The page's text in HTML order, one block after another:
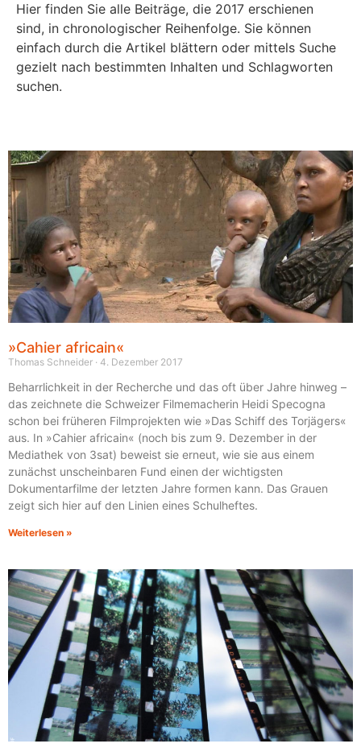
Hier finden Sie alle Beiträge, die 2017 erschienen
sind, in chronologischer Reihenfolge. Sie können
einfach durch die Artikel blättern oder mittels Suche
gezielt nach bestimmten Inhalten und Schlagworten
suchen.
»Cahier africain«
Thomas Schneider 4. Dezember 2017
Beharrlichkeit in der Recherche und das oft über Jahre hinweg –
das zeichnete die Schweizer Filmemacherin Heidi Specogna
schon bei früheren Filmprojekten wie »Das Schiff des Torjägers«
aus. In »Cahier africain« (noch bis zum 9. Dezember in der
Mediathek von 3sat) beweist sie erneut, wie sie aus einem
zunächst unscheinbaren Fund einen der wichtigsten
Dokumentarfilme der letzten Jahre formen kann. Das Grauen
zeigt sich hier auf den Linien eines Schulheftes.
Weiterlesen »